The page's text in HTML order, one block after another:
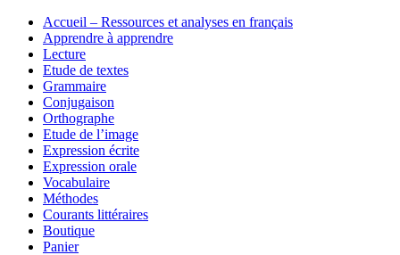
Aller
contenu
Accueil – Ressources et analyses en français
Apprendre à apprendre
Lecture
Etude de textes
Grammaire
Conjugaison
Orthographe
Etude de l’image
Expression écrite
Expression orale
Vocabulaire
Méthodes
Courants littéraires
Boutique
Panier